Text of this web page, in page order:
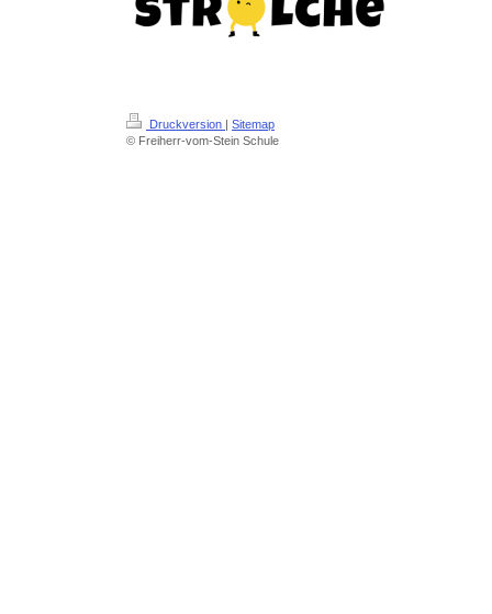
Druckversion | Sitemap
© Freiherr-vom-Stein Schule